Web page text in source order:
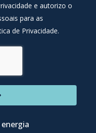
e autorizo o
para as
de Privacidade.